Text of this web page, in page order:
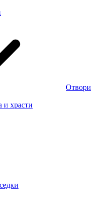
Отвори
и храсти